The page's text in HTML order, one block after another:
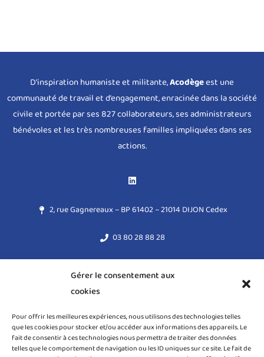
Gérer le consentement aux
cookies
Pour offrir les meilleures expériences, nous utilisons des technologies telles
que les cookies pour stocker et/ou accéder aux informations des appareils. Le
fait de consentir à ces technologies nous permettra de traiter des données
telles que le comportement de navigation ou les ID uniques sur ce site. Le fait de
D’inspiration humaniste et militante,Acodègeest une
communauté de travail et d’engagement, enracinée dans la société
civile et portée par ses 827 collaborateurs, ses administrateurs
bénévoles et les très nombreuses familles impliquées dans ses
actions.
2, rue Gagnereaux – BP 61402 – 21014 DIJON Cedex
03 80 28 88 28
Règlement général sur la protection des données (RGPD)
Politique de cookies (UE)